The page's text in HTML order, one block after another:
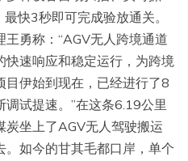
快3秒即可完成验放通关。
勇称：“AGV无人跨境通道
速响应和稳定运行，为跨境
目伊始到现在，已经进行了8
试提速。”在这条6.19公里
炭坐上了AGV无人驾驶搬运
如今的甘其毛都口岸，单个